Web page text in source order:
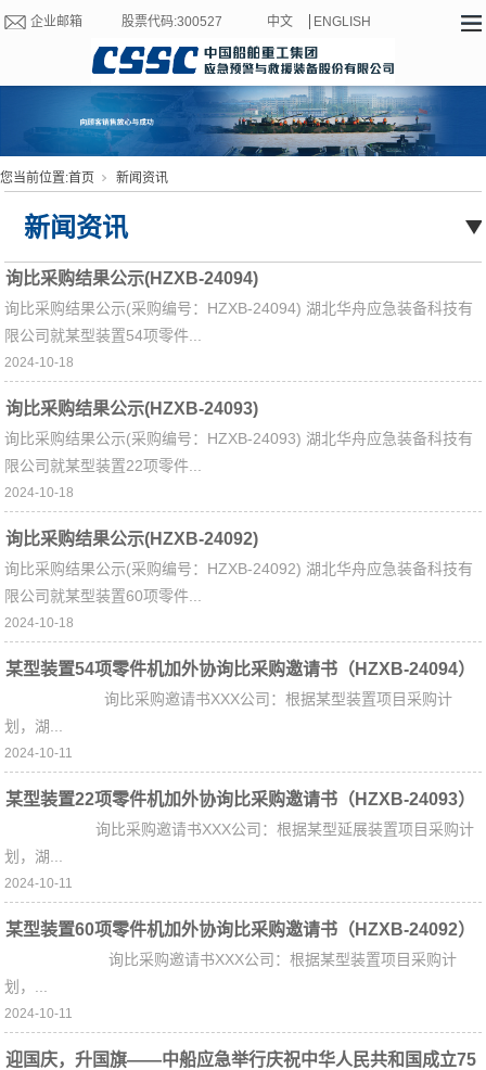
企业邮箱 股票代码:300527 中文 ENGLISH
您当前位置:首页 新闻资讯
新闻资讯
询比采购结果公示(HZXB-24094)
询比采购结果公示(采购编号：HZXB-24094) 湖北华舟应急装备科技有
限公司就某型装置54项零件...
2024-10-18
询比采购结果公示(HZXB-24093)
询比采购结果公示(采购编号：HZXB-24093) 湖北华舟应急装备科技有
限公司就某型装置22项零件...
2024-10-18
询比采购结果公示(HZXB-24092)
询比采购结果公示(采购编号：HZXB-24092) 湖北华舟应急装备科技有
限公司就某型装置60项零件...
2024-10-18
某型装置54项零件机加外协询比采购邀请书（HZXB-24094）
询比采购邀请书XXX公司：根据某型装置项目采购计
划，湖...
2024-10-11
某型装置22项零件机加外协询比采购邀请书（HZXB-24093）
询比采购邀请书XXX公司：根据某型延展装置项目采购计
划，湖...
2024-10-11
某型装置60项零件机加外协询比采购邀请书（HZXB-24092）
询比采购邀请书XXX公司：根据某型装置项目采购计
划，...
2024-10-11
迎国庆，升国旗——中船应急举行庆祝中华人民共和国成立75